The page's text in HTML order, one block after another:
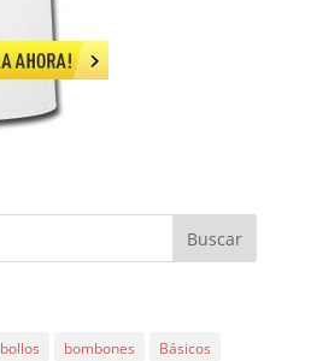
bollos bombones
Básicos